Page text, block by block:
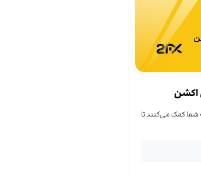
اکشن
کمک می‌کنند تا